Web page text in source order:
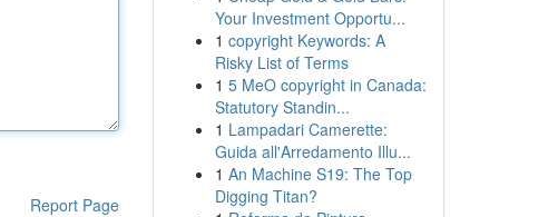
Report Page
Your Investment Opportu...
1 copyright Keywords: A
Risky List of Terms
1 5 MeO copyright in Canada:
Statutory Standin...
1 Lampadari Camerette:
Guida all'Arredamento Illu...
1 An Machine S19: The Top
Digging Titan?